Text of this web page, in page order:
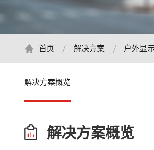
首页 解决方案 户外显
解决方案概览
解决方案概览